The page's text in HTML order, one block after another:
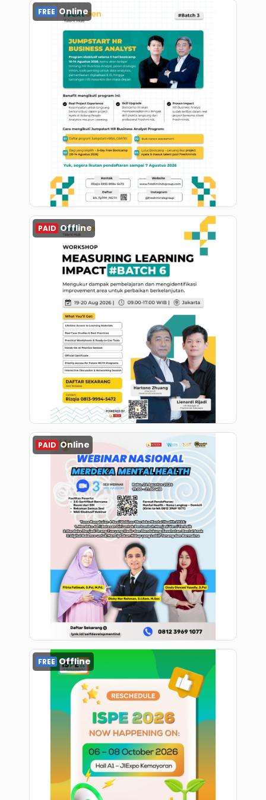
FREE Online
Register
PAID Offline
Register
PAID Online
Register
FREE Offline